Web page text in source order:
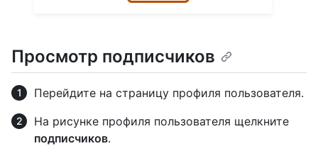
Просмотр подписчиков
Перейдите на страницу профиля пользователя.
На рисунке профиля пользователя щелкните
подписчиков.